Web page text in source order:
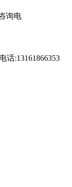
询电
话:13161866353